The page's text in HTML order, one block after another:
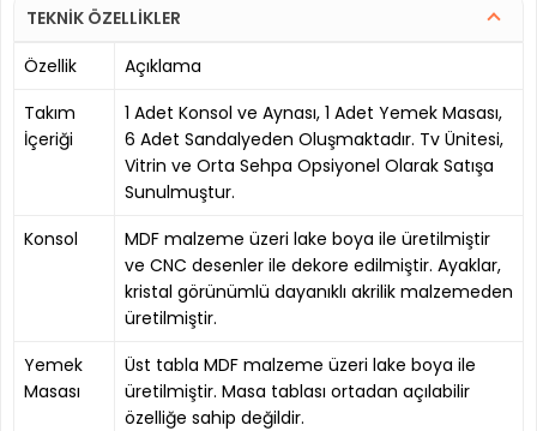
TEKNİK ÖZELLİKLER
Özellik
Açıklama
Takım
İçeriği
1 Adet Konsol ve Aynası, 1 Adet Yemek Masası,
6 Adet Sandalyeden Oluşmaktadır. Tv Ünitesi,
Vitrin ve Orta Sehpa Opsiyonel Olarak Satışa
Sunulmuştur.
Konsol
MDF malzeme üzeri lake boya ile üretilmiştir
ve CNC desenler ile dekore edilmiştir. Ayaklar,
kristal görünümlü dayanıklı akrilik malzemeden
üretilmiştir.
Yemek
Masası
Üst tabla MDF malzeme üzeri lake boya ile
üretilmiştir. Masa tablası ortadan açılabilir
özelliğe sahip değildir.